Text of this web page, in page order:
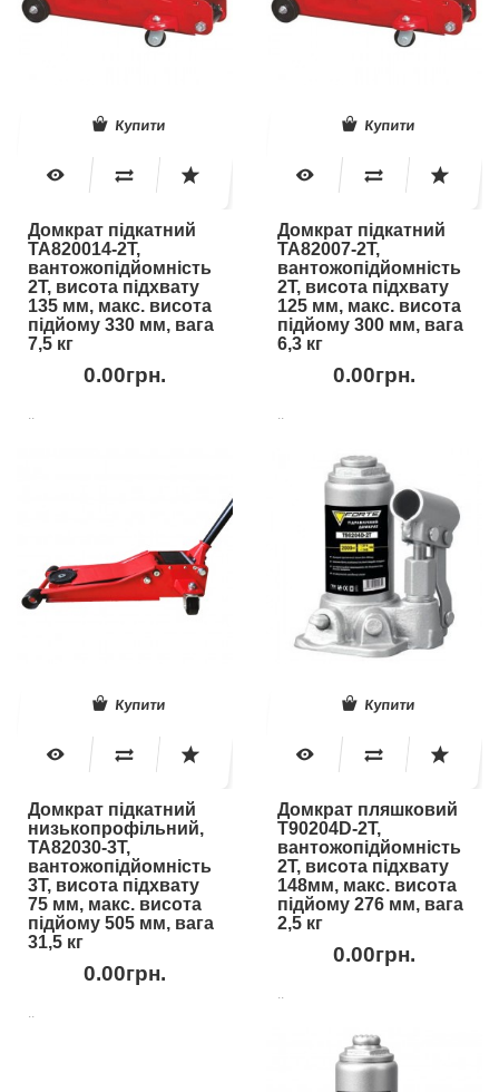
Купити
Домкрат підкатний
TA820014-2T,
вантожопідйомність
2Т, висота підхвату
135 мм, макс. висота
підйому 330 мм, вага
7,5 кг
0.00грн.
..
Купити
Домкрат підкатний
TA82007-2T,
вантожопідйомність
2Т, висота підхвату
125 мм, макс. висота
підйому 300 мм, вага
6,3 кг
0.00грн.
..
Купити
Домкрат підкатний
низькопрофільний,
TA82030-3T,
вантожопідйомність
3Т, висота підхвату
75 мм, макс. висота
підйому 505 мм, вага
31,5 кг
0.00грн.
..
Купити
Домкрат пляшковий
T90204D-2T,
вантожопідйомність
2Т, висота підхвату
148мм, макс. висота
підйому 276 мм, вага
2,5 кг
0.00грн.
..